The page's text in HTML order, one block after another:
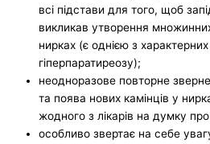
всі підстави для того, щоб
викликав утворення
нирках (є однією з
гіперпаратиреозу);
неодноразове повторне
та поява нових камінців у
жодного з лікарів на думку
особливо звертає на себе